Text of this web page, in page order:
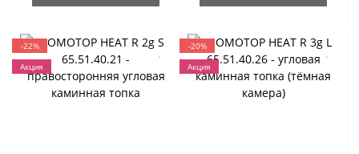
-22%
Акция
-20%
Акция